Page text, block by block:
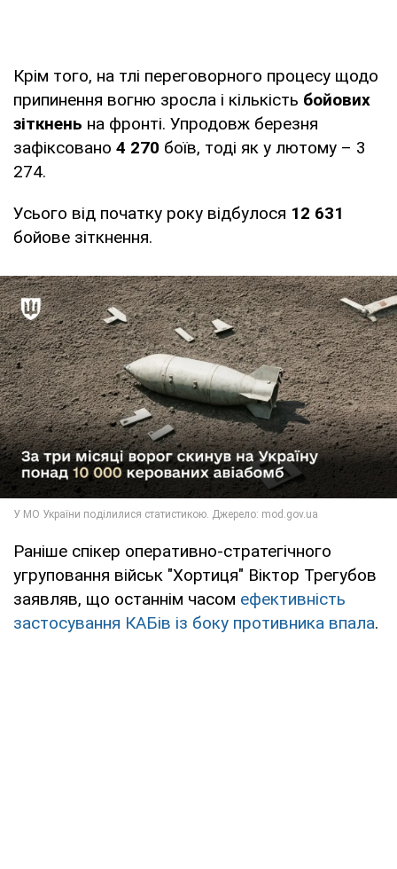
Крім того, на тлі переговорного процесу щодо
припинення вогню зросла і кількість бойових
зіткнень на фронті. Упродовж березня
зафіксовано 4 270 боїв, тоді як у лютому – 3
274.
Усього від початку року відбулося 12 631
бойове зіткнення.
Раніше спікер оперативно-стратегічного
угруповання військ "Хортиця" Віктор Трегубов
заявляв, що останнім часом ефективність
застосування КАБів із боку противника впала.